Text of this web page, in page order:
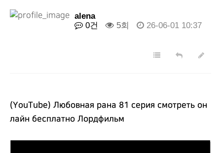
alena
0건
5회 26-06-01 10:37
(YouTube) Любовная рана 81 серия смотреть он
лайн бесплатно Лордфильм